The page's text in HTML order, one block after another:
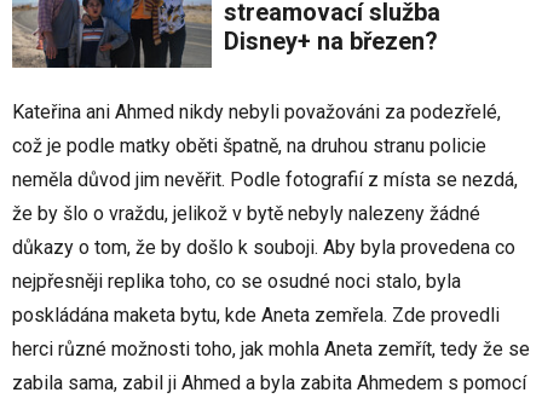
streamovací služba
Disney+ na březen?
Kateřina ani Ahmed nikdy nebyli považováni za podezřelé,
což je podle matky oběti špatně, na druhou stranu policie
neměla důvod jim nevěřit. Podle fotografií z místa se nezdá,
že by šlo o vraždu, jelikož v bytě nebyly nalezeny žádné
důkazy o tom, že by došlo k souboji. Aby byla provedena co
nejpřesněji replika toho, co se osudné noci stalo, byla
poskládána maketa bytu, kde Aneta zemřela. Zde provedli
herci různé možnosti toho, jak mohla Aneta zemřít, tedy že se
zabila sama, zabil ji Ahmed a byla zabita Ahmedem s pomocí